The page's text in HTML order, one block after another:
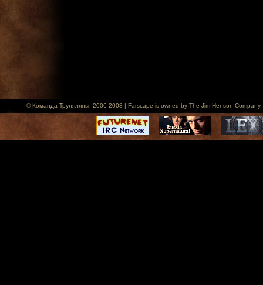
© Команда Труляляны, 2006-2008 | Farscape is owned by The Jim Henson